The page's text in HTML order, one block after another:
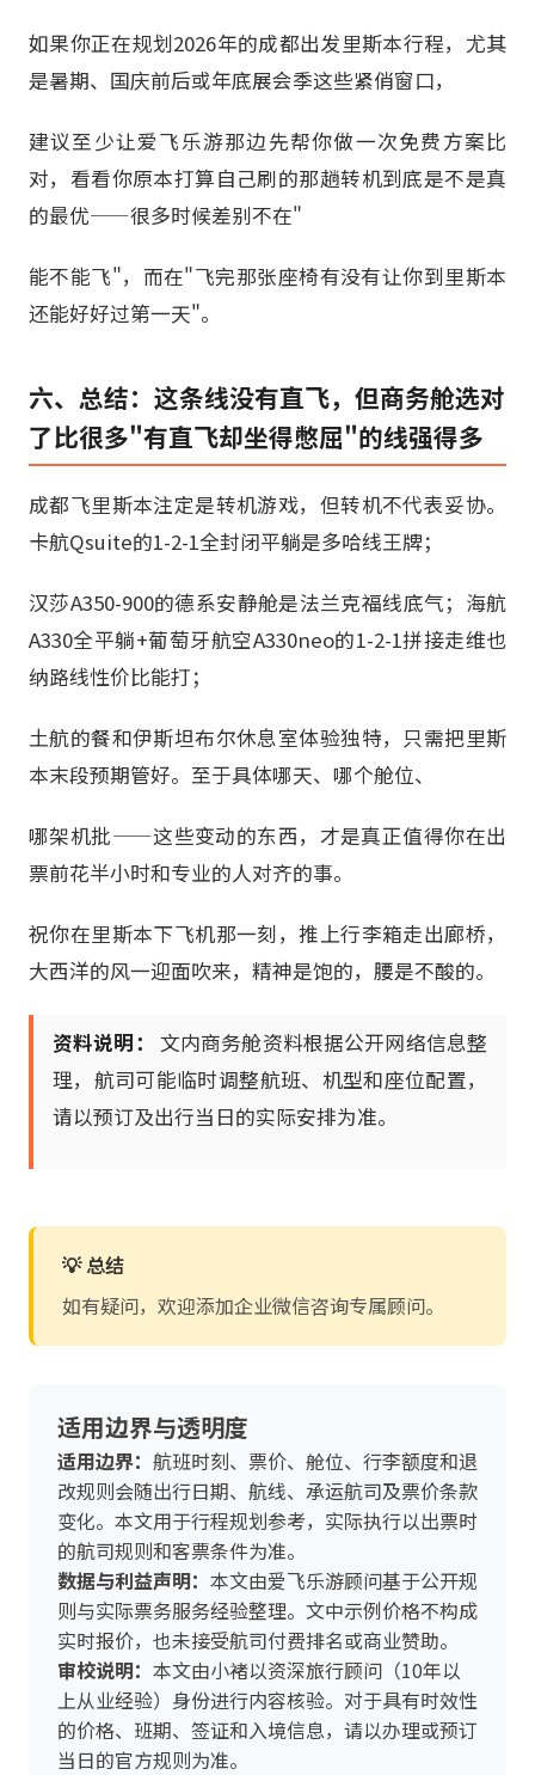
如果你正在规划2026年的成都出发里斯本行程，尤其
是暑期、国庆前后或年底展会季这些紧俏窗口，
建议至少让爱飞乐游那边先帮你做一次免费方案比
对，看看你原本打算自己刷的那趟转机到底是不是真
的最优——很多时候差别不在"
能不能飞"，而在"飞完那张座椅有没有让你到里斯本
还能好好过第一天"。
六、总结：这条线没有直飞，但商务舱选对
了比很多"有直飞却坐得憋屈"的线强得多
成都飞里斯本注定是转机游戏，但转机不代表妥协。
卡航Qsuite的1-2-1全封闭平躺是多哈线王牌；
汉莎A350-900的德系安静舱是法兰克福线底气；海航
A330全平躺+葡萄牙航空A330neo的1-2-1拼接走维也
纳路线性价比能打；
土航的餐和伊斯坦布尔休息室体验独特，只需把里斯
本末段预期管好。至于具体哪天、哪个舱位、
哪架机批——这些变动的东西，才是真正值得你在出
票前花半小时和专业的人对齐的事。
祝你在里斯本下飞机那一刻，推上行李箱走出廊桥，
大西洋的风一迎面吹来，精神是饱的，腰是不酸的。
资料说明：
文内商务舱资料根据公开网络信息整
理，航司可能临时调整航班、机型和座位配置，
请以预订及出行当日的实际安排为准。
💡 总结
如有疑问，欢迎添加企业微信咨询专属顾问。
适用边界与透明度
适用边界： 航班时刻、票价、舱位、行李额度和退
改规则会随出行日期、航线、承运航司及票价条款
变化。本文用于行程规划参考，实际执行以出票时
的航司规则和客票条件为准。
数据与利益声明： 本文由爱飞乐游顾问基于公开规
则与实际票务服务经验整理。文中示例价格不构成
实时报价，也未接受航司付费排名或商业赞助。
审校说明： 本文由小褚以资深旅行顾问（10年以
上从业经验）身份进行内容核验。对于具有时效性
的价格、班期、签证和入境信息，请以办理或预订
当日的官方规则为准。